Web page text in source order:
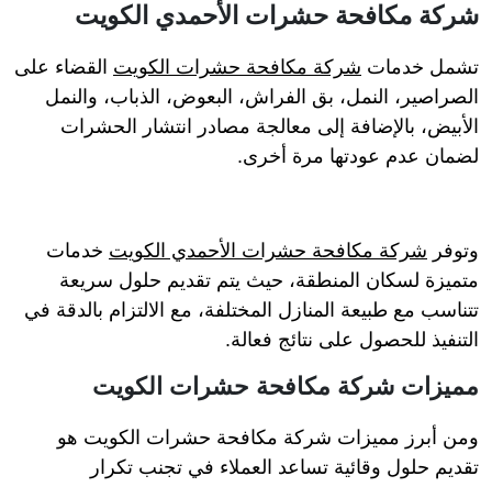
شركة مكافحة حشرات الأحمدي الكويت
تشمل خدمات شركة مكافحة حشرات الكويت القضاء على
الصراصير، النمل، بق الفراش، البعوض، الذباب، والنمل
الأبيض، بالإضافة إلى معالجة مصادر انتشار الحشرات
لضمان عدم عودتها مرة أخرى.
وتوفر شركة مكافحة حشرات الأحمدي الكويت خدمات
متميزة لسكان المنطقة، حيث يتم تقديم حلول سريعة
تتناسب مع طبيعة المنازل المختلفة، مع الالتزام بالدقة في
التنفيذ للحصول على نتائج فعالة.
مميزات شركة مكافحة حشرات الكويت
ومن أبرز مميزات شركة مكافحة حشرات الكويت هو
تقديم حلول وقائية تساعد العملاء في تجنب تكرار